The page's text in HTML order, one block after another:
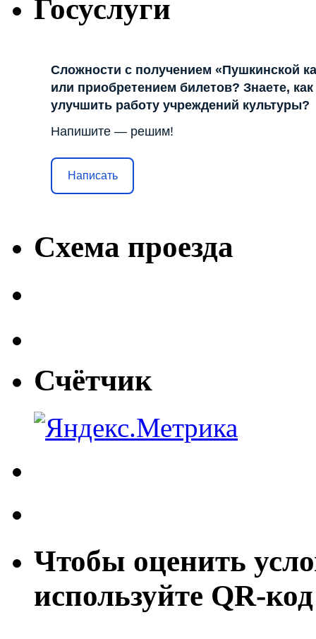
Госуслуги
Сложности с получением «Пушкинской
или приобретением билетов? Знаете, как
улучшить работу учреждений культуры?
Напишите — решим!
Написать
Схема проезда
Счётчик
Чтобы оценить
используйте QR-код